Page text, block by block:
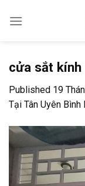
cửa sắt kính
Published 19
Tại Tân Uyên Bình